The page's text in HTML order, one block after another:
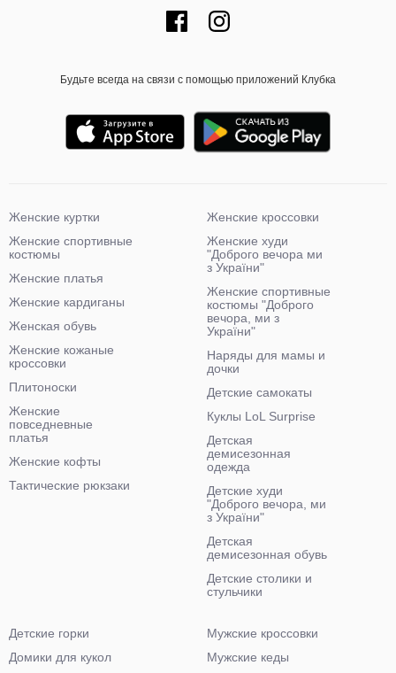
Будьте всегда на связи с помощью приложений Клубка
Женские куртки
Женские спортивные
костюмы
Женские платья
Женские кардиганы
Женская обувь
Женские кожаные
кроссовки
Плитоноски
Женские
повседневные
платья
Женские кофты
Тактические рюкзаки
Женские кроссовки
Женские худи
"Доброго вечора ми
з України"
Женские спортивные
костюмы "Доброго
вечора, ми з
України"
Наряды для мамы и
дочки
Детские самокаты
Куклы LoL Surprise
Детская
демисезонная
одежда
Детские худи
"Доброго вечора, ми
з України"
Детская
демисезонная обувь
Детские столики и
стульчики
Детские горки
Домики для кукол
Мужские кроссовки
Мужские кеды